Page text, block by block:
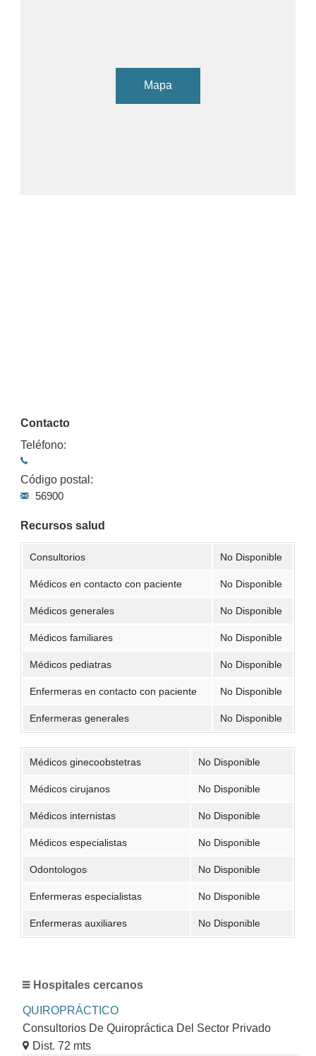
Mapa
Contacto
Teléfono:
Código postal:
56900
Recursos salud
Consultorios No Disponible
Médicos en contacto con paciente No Disponible
Médicos generales No Disponible
Médicos familiares No Disponible
Médicos pediatras No Disponible
Enfermeras en contacto con paciente No Disponible
Enfermeras generales No Disponible
Médicos ginecoobstetras No Disponible
Médicos cirujanos No Disponible
Médicos internistas No Disponible
Médicos especialistas No Disponible
Odontologos No Disponible
Enfermeras especialistas No Disponible
Enfermeras auxiliares No Disponible
Hospitales cercanos
QUIROPRÁCTICO
Consultorios De Quiropráctica Del Sector Privado
Dist. 72 mts